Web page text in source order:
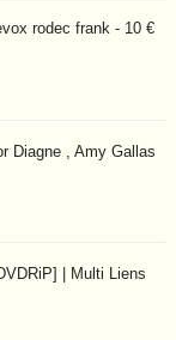
rodec frank - 10 €
Diagne , Amy Gallas
| Multi Liens